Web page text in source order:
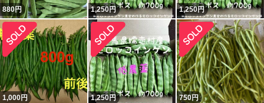
880円 1,250円 1,250円
1,000円 1,250円 750円